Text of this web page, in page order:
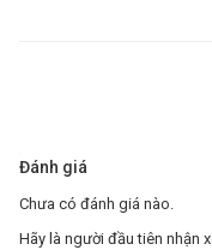
Đánh giá
Chưa có đánh giá nào.
Hãy là người đầu tiên nhận